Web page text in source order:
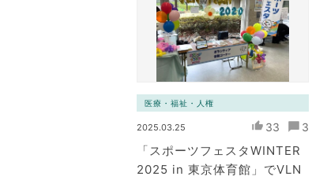
医療・福祉・人権
2025.03.25 33 3
「スポーツフェスタWINTER
2025 in 東京体育館」でVLN